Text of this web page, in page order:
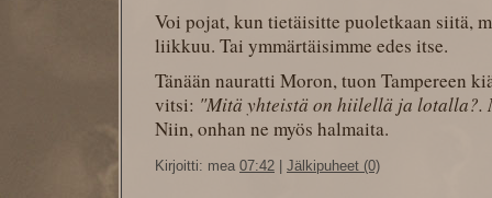
Voi pojat, kun tietäisitte puoletkaan siitä,
liikkuu. Tai ymmärtäisimme edes itse.
Tänään nauratti Moron, tuon Tampereen
vitsi: "Mitä yhteistä on hiilellä ja lotalla?.
Niin, onhan ne myös halmaita.
Kirjoitti: mea 07:42 Jälkipuheet (0)